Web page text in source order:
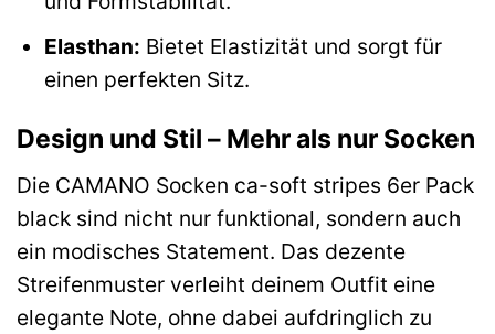
Elasthan: Bietet Elastizität und sorgt für
einen perfekten Sitz.
Design und Stil – Mehr als nur Socken
Die CAMANO Socken ca-soft stripes 6er Pack
black sind nicht nur funktional, sondern auch
ein modisches Statement. Das dezente
Streifenmuster verleiht deinem Outfit eine
elegante Note, ohne dabei aufdringlich zu